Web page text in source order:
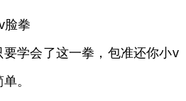
脸拳
学会了这一拳，包准还你小v
。